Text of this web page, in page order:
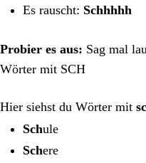
Es rauscht: Schhhhh
Probier es aus: Sag mal
Wörter mit SCH
Hier siehst du Wörter mit
Schule
Schere